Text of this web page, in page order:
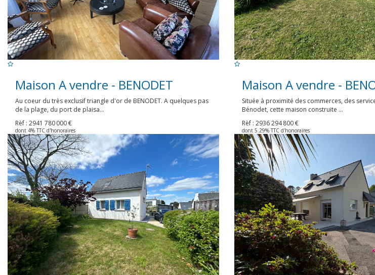
Maison A vendre - BENODET
Au coeur du très exclusif triangle d'or de BENODET. A quelques pas
de la plage, du port de plaisa...
Rèf : 2941 780 000 €
dont 4% TTC d'honoraires
Maison A vendre -
Située à proximité des commerces, des
Bénodet, cette maison construite ...
Rèf : 2936294 800 €
dont 5.29% TTC d'honoraires